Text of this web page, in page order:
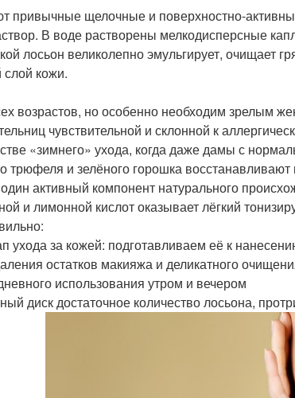
привычные щелочные и поверхностно-
В воде растворены мелкодисперсные
лосьон великолепно эмульгирует, очищает
кожи.
возрастов, но особенно необходим зрелым
чувствительной и склонной к
«зимнего» ухода, когда даже дамы с
трюфеля и зелёного горошка
активный компонент натурального
и лимонной кислот оказывает лёгкий
ухода за кожей: подготавливаем её к
остатков макияжа и деликатного
использования утром и вечером
диск достаточное количество лосьона,